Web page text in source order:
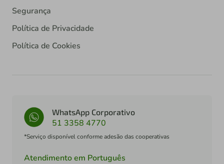
Segurança
Política de Privacidade
Política de Cookies
WhatsApp Corporativo
51 3358 4770
*Serviço disponível conforme adesão das cooperativas
Atendimento em Português